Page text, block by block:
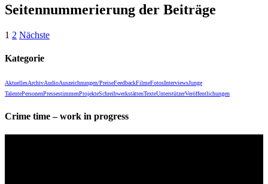
Seitennummerierung der Beiträge
1 2 Nächste
Kategorie
AktuellesArchivAudioAuszeichnungen/PreiseFeedbackFilmeFotosInterviewsJunge
TalentePersonenPressestimmenProjekteSchreibwerkstättenTexteUnterstützerVeröffentlichungen
Crime time – work in progress